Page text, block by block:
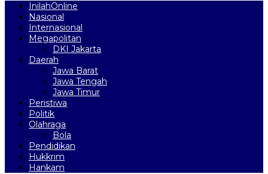
InilahOnline
Nasional
Internasional
Megapolitan
DKI Jakarta
Daerah
Jawa Barat
Jawa Tengah
Jawa Timur
Peristiwa
Politik
Olahraga
Bola
Pendidikan
Hukkrim
Hankam